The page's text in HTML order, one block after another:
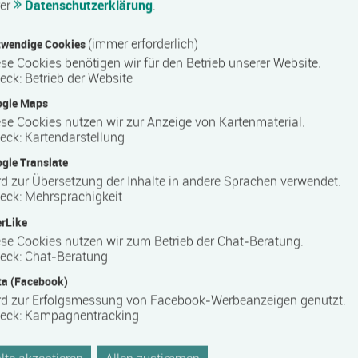
Mecklenburg-Vorpommern
ein modernes Bildungszentrum für Aus-, Fort- und
regional, national und international ausgerichtet. Als
innovative Produkte und Standards.
unser Schlüssel zum Erfolg.
eigene berufliche Zukunft selbst zu gestalten: Neben der
im seemännischen, technischen oder
bis hin zum Bachelor- und Master-Niveau.
bieten eine fortschrittliche und praxisorientierte
Werkstätten für Metall- und Elektrotechnik, SPS,
Datenschutzerklärung.
Cookies (immer erforderlich)
Cookies benötigen wir für den Betrieb unserer Website.
: Betrieb der Website
Maps
Cookies nutzen wir zur Anzeige von Kartenmaterial.
: Kartendarstellung
Translate
zur Übersetzung der Inhalte in andere Sprachen verwendet.
: Mehrsprachigkeit
Cookies nutzen wir zum Betrieb der Chat-Beratung.
: Chat-Beratung
(Facebook)
zur Erfolgsmessung von Facebook-Werbeanzeigen genutzt.
: Kampagnentracking